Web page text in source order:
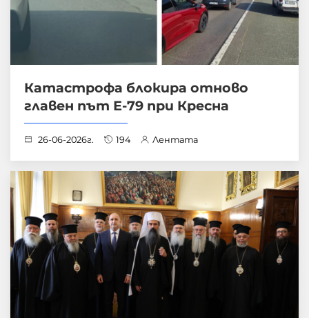
Катастрофа блокира отново
главен път Е-79 при Кресна
26-06-2026г. 194 Лентата